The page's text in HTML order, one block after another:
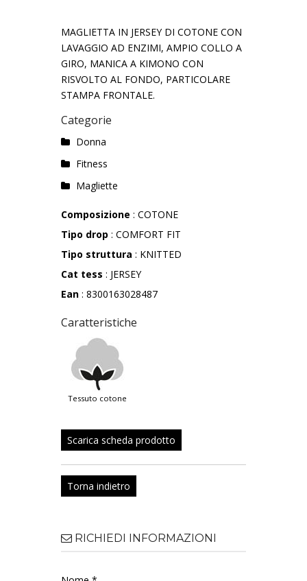
MAGLIETTA IN JERSEY DI COTONE CON
LAVAGGIO AD ENZIMI, AMPIO COLLO A
GIRO, MANICA A KIMONO CON
RISVOLTO AL FONDO, PARTICOLARE
STAMPA FRONTALE.
Categorie
Donna
Fitness
Magliette
Composizione : COTONE
Tipo drop : COMFORT FIT
Tipo struttura : KNITTED
Cat tess : JERSEY
Ean : 8300163028487
Caratteristiche
tessuto cotone
Scarica scheda prodotto
Torna indietro
RICHIEDI INFORMAZIONI